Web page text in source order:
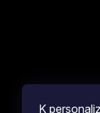
K